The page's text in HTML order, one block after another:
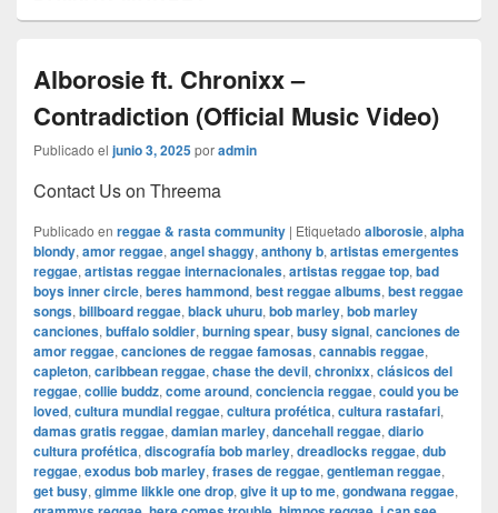
Alborosie ft. Chronixx –
Contradiction (Official Music Video)
Publicado el junio 3, 2025poradmin
Contact Us on Threema
Publicado en reggae & rasta community | Etiquetado alborosie, alpha
blondy, amor reggae, angel shaggy, anthony b, artistas emergentes
reggae, artistas reggae internacionales, artistas reggae top, bad
boys inner circle, beres hammond, best reggae albums, best reggae
songs, billboard reggae, black uhuru, bob marley, bob marley
canciones, buffalo soldier, burning spear, busy signal, canciones de
amor reggae, canciones de reggae famosas, cannabis reggae,
capleton, caribbean reggae, chase the devil, chronixx, clásicos del
reggae, collie buddz, come around, conciencia reggae, could you be
loved, cultura mundial reggae, cultura profética, cultura rastafari,
damas gratis reggae, damian marley, dancehall reggae, diario
cultura profética, discografía bob marley, dreadlocks reggae, dub
reggae, exodus bob marley, frases de reggae, gentleman reggae,
get busy, gimme likkle one drop, give it up to me, gondwana reggae,